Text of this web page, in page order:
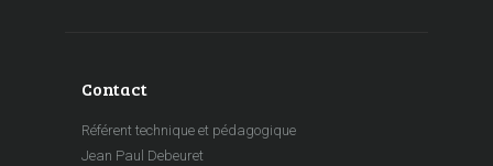
Contact
Référent technique et pédagogique
Jean Paul Debeuret